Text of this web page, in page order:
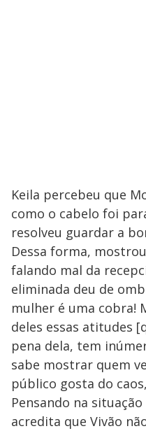
Keila percebeu que
como o cabelo foi
resolveu guardar a
Dessa forma,
falando mal da
eliminada deu de
mulher é uma cobra!
deles essas atitudes
pena dela, tem
sabe mostrar quem
público gosta do
Pensando na
acredita que Vivão